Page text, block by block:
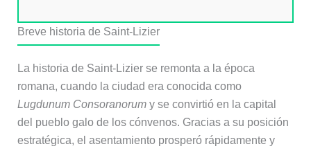
Breve historia de Saint-Lizier
La historia de Saint-Lizier se remonta a la época
romana, cuando la ciudad era conocida como
Lugdunum Consoranorumy se convirtió en la capital
del pueblo galo de los cónvenos. Gracias a su posición
estratégica, el asentamiento prosperó rápidamente y